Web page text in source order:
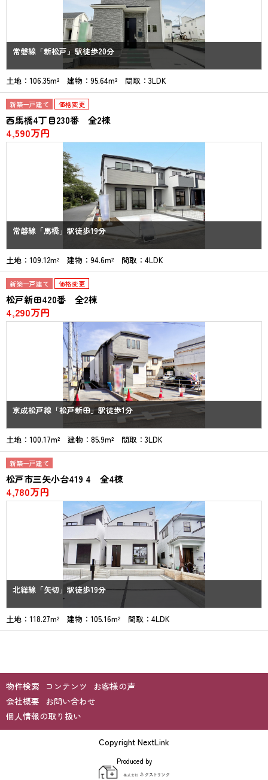
常磐線「新松戸」駅徒歩20分
土地：106.35m² 建物：95.64m² 間取：3LDK
新築一戸建て 価格変更
西馬橋4丁目230番 全2棟
4,590万円
常磐線「馬橋」駅徒歩19分
土地：109.12m² 建物：94.6m² 間取：4LDK
新築一戸建て 価格変更
松戸新田420番 全2棟
4,290万円
京成松戸線「松戸新田」駅徒歩1分
土地：100.17m² 建物：85.9m² 間取：3LDK
新築一戸建て
松戸市三矢小台419 4 全4棟
4,780万円
北総線「矢切」駅徒歩19分
土地：118.27m² 建物：105.16m² 間取：4LDK
物件検索 コンテンツ
お客様の声
会社概要
お問い合わせ
個人情報の取り扱い
Copyright NextLink
Produced by